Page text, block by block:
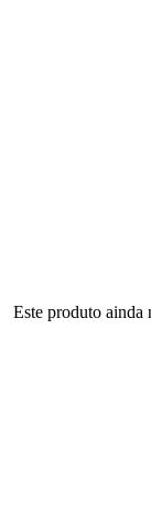
Este produto ainda